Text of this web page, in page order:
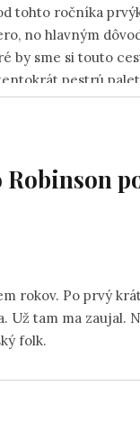
tohto ročníka
no hlavným
by sme si touto
pestrú
33účinkujúcich
Robinson
rokov. Po prvý
tam ma zaujal.
folk.